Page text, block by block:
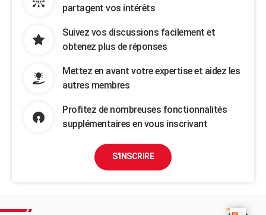
partagent vos intérêts
Suivez vos discussions facilement et
obtenez plus de réponses
Mettez en avant votre expertise et aidez les
autres membres
Profitez de nombreuses fonctionnalités
supplémentaires en vous inscrivant
S'INSCRIRE